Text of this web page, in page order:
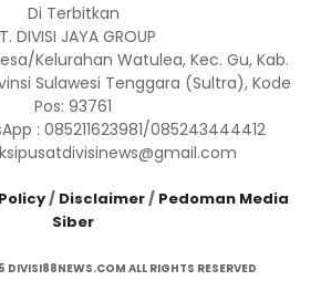
Di Terbitkan
DIVISI JAYA GROUP
Kelurahan Watulea, Kec. Gu, Kab.
Sulawesi Tenggara (Sultra), Kode
Pos: 93761
: 085211623981/085243444412
/ Disclaimer/ Pedoman Media
Siber
ALL RIGHTS RESERVED